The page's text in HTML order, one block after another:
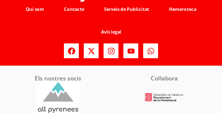
Qui som Contacte Serveis de Publicitat Hemeroteca
Avís legal
Els nostres socis Col·labora